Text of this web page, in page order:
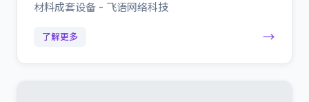
材料成套设备 - 飞语网络科技
了解更多 →